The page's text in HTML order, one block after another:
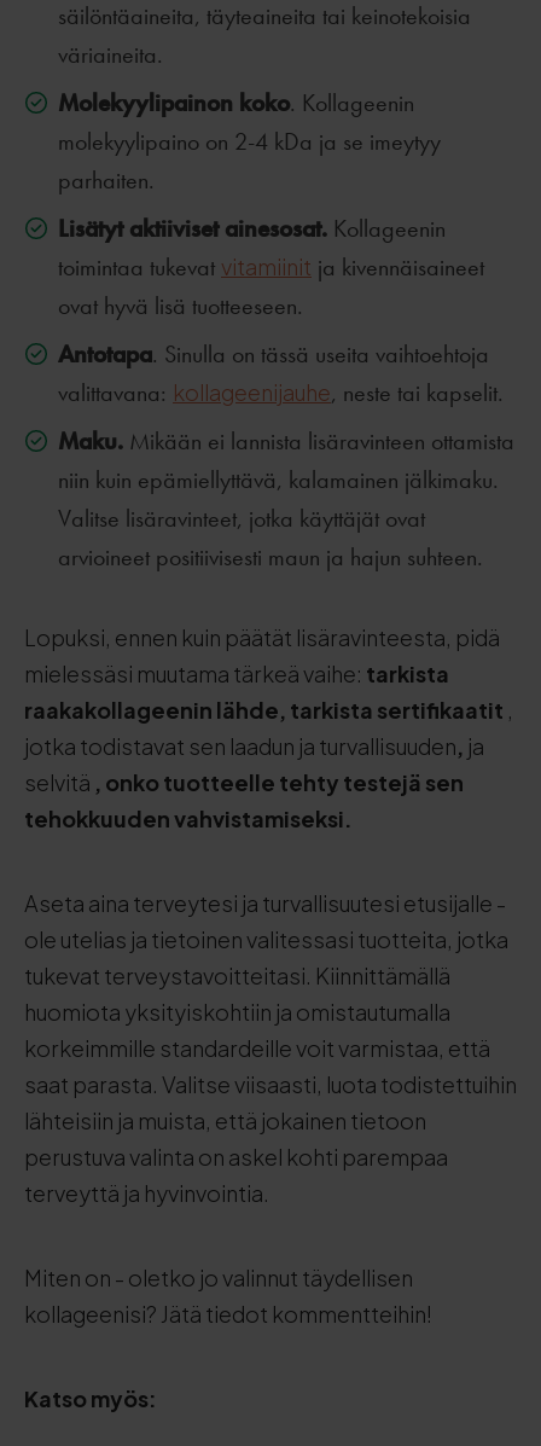
säilöntäaineita, täyteaineita tai keinotekoisia
väriaineita.
Molekyylipainon koko. Kollageenin
molekyylipaino on 2-4 kDa ja se imeytyy
parhaiten.
Lisätyt aktiiviset ainesosat. Kollageenin
toimintaa tukevat vitamiinit ja kivennäisaineet
ovat hyvä lisä tuotteeseen.
Antotapa. Sinulla on tässä useita vaihtoehtoja
valittavana: kollageenijauhe, neste tai kapselit.
Maku. Mikään ei lannista lisäravinteen ottamista
niin kuin epämiellyttävä, kalamainen jälkimaku.
Valitse lisäravinteet, jotka käyttäjät ovat
arvioineet positiivisesti maun ja hajun suhteen.
Lopuksi, ennen kuin päätät lisäravinteesta, pidä
mielessäsi muutama tärkeä vaihe: tarkista
raakakollageenin lähde, tarkista sertifikaatit ,
jotka todistavat sen laadun ja turvallisuuden, ja
selvitä , onko tuotteelle tehty testejä sen
tehokkuuden vahvistamiseksi.
Aseta aina terveytesi ja turvallisuutesi etusijalle -
ole utelias ja tietoinen valitessasi tuotteita, jotka
tukevat terveystavoitteitasi. Kiinnittämällä
huomiota yksityiskohtiin ja omistautumalla
korkeimmille standardeille voit varmistaa, että
saat parasta. Valitse viisaasti, luota todistettuihin
lähteisiin ja muista, että jokainen tietoon
perustuva valinta on askel kohti parempaa
terveyttä ja hyvinvointia.
Miten on - oletko jo valinnut täydellisen
kollageenisi? Jätä tiedot kommentteihin!
Katso myös: